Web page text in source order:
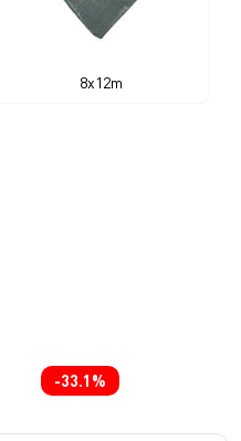
8x12m
-33.1%